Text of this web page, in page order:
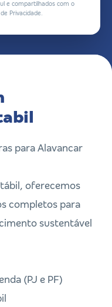
e compartilhados com o
Privacidade.
para Alavancar
oferecemos
completos para
sustentável
(PJ e PF)